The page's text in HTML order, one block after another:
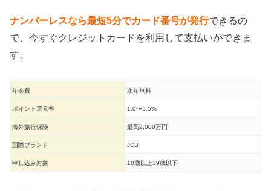
ナンバーレスなら最短5分でカード番号が発行できるの
で、今すぐクレジットカードを利用して支払いができま
す。
年会費 永年無料
ポイント還元率 1.0〜5.5%
海外旅行保険 最高2,000万円
国際ブランド JCB
申し込み対象 18歳以上39歳以下